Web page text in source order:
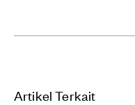
Artikel Terkait